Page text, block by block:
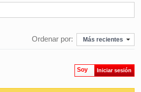
Ordenar por: Más recientes
Soy Iniciar sesión